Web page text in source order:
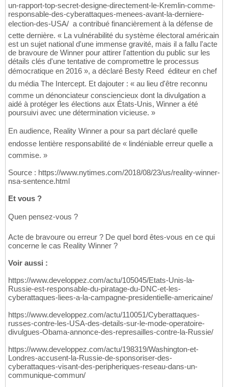
un-rapport-top-secret-designe-directement-le-Kremlin-comme-
responsable-des-cyberattaques-menees-avant-la-derniere-
election-des-USA/  a contribué financièrement à la défense de
cette dernière. « La vulnérabilité du système électoral américain
est un sujet national d'une immense gravité, mais il a fallu l'acte
de bravoure de Winner pour attirer l'attention du public sur les
détails clés d'une tentative de compromettre le processus
démocratique en 2016 », a déclaré Besty Reed  éditeur en chef
du média The Intercept. Et dajouter : « au lieu d'être reconnu
comme un dénonciateur consciencieux dont la divulgation a
aidé à protéger les élections aux États-Unis, Winner a été
poursuivi avec une détermination vicieuse. »
En audience, Reality Winner a pour sa part déclaré quelle
endosse lentière responsabilité de « lindéniable erreur quelle a
commise. »
Source : https://www.nytimes.com/2018/08/23/us/reality-winner-
nsa-sentence.html
Et vous ?
Quen pensez-vous ?
Acte de bravoure ou erreur ? De quel bord êtes-vous en ce qui
concerne le cas Reality Winner ?
Voir aussi :
https://www.developpez.com/actu/105045/Etats-Unis-la-
Russie-est-responsable-du-piratage-du-DNC-et-les-
cyberattaques-liees-a-la-campagne-presidentielle-americaine/
https://www.developpez.com/actu/110051/Cyberattaques-
russes-contre-les-USA-des-details-sur-le-mode-operatoire-
divulgues-Obama-annonce-des-represailles-contre-la-Russie/
https://www.developpez.com/actu/198319/Washington-et-
Londres-accusent-la-Russie-de-sponsoriser-des-
cyberattaques-visant-des-peripheriques-reseau-dans-un-
communique-commun/